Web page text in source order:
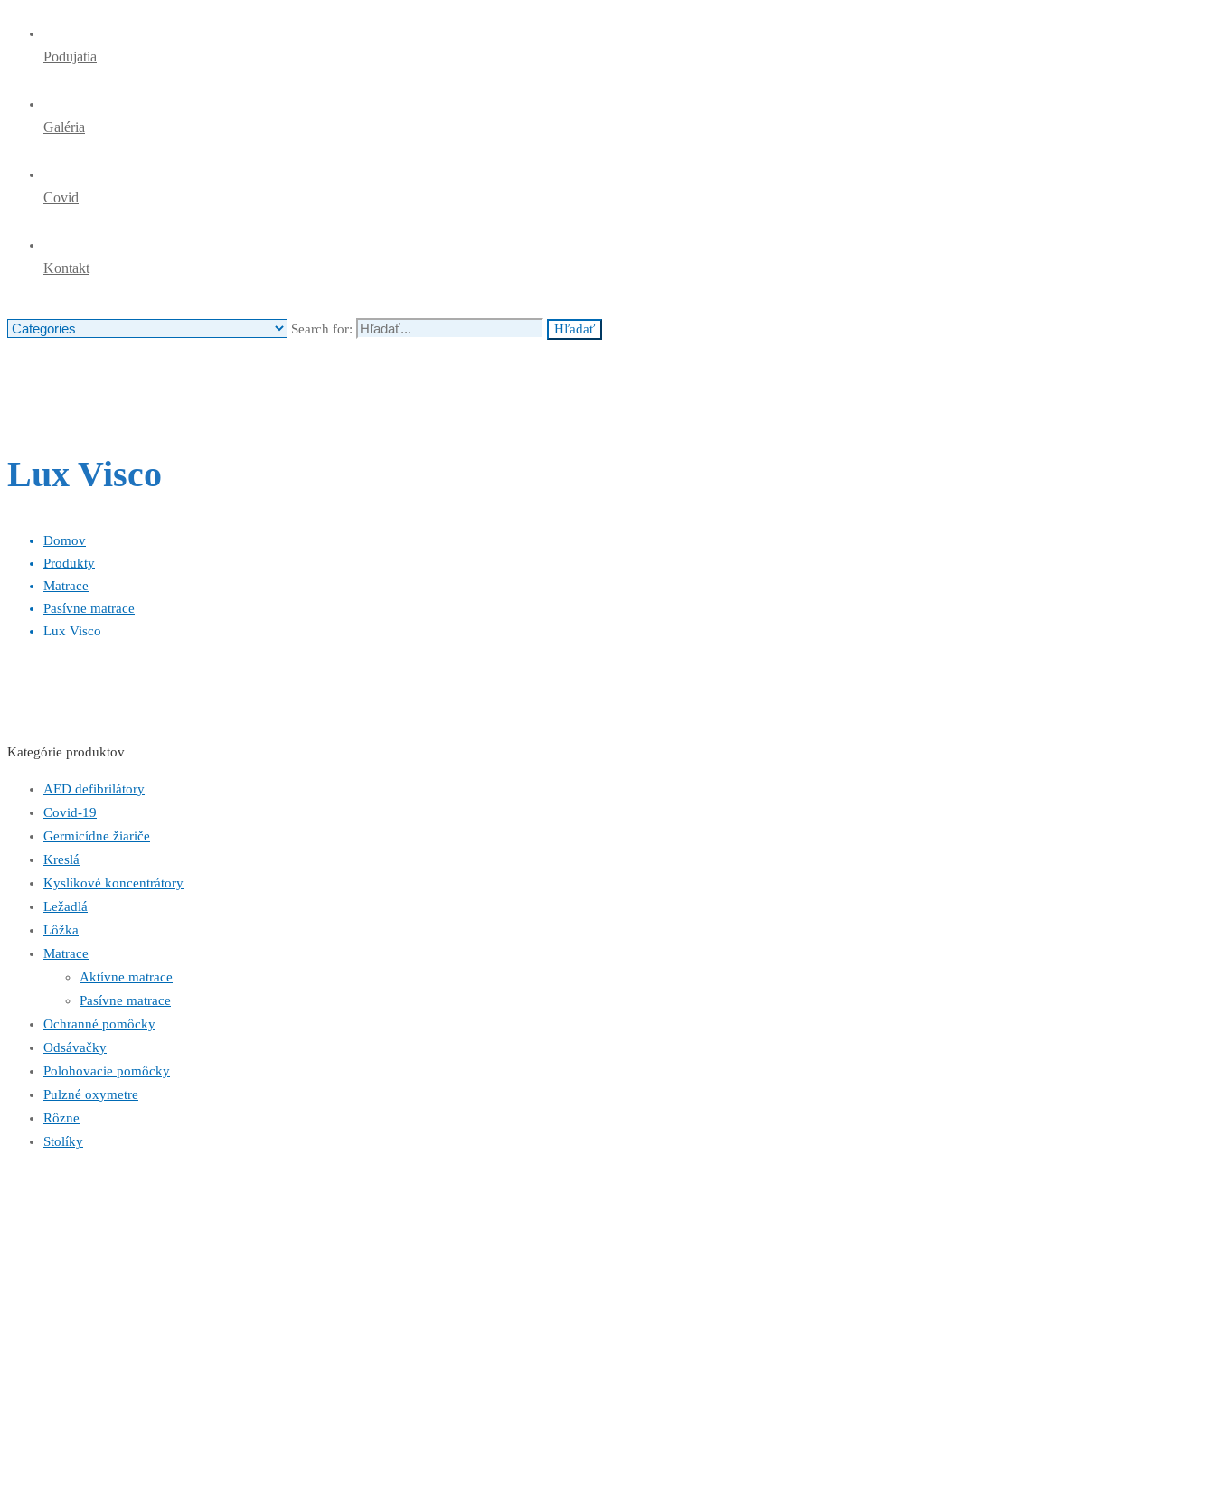
Podujatia
Galéria
Covid
Kontakt
Search for: Hľadať
Lux Visco
Domov
Produkty
Matrace
Pasívne matrace
Lux Visco
Kategórie produktov
AED defibrilátory
Covid-19
Germicídne žiariče
Kreslá
Kyslíkové koncentrátory
Ležadlá
Lôžka
Matrace
Aktívne matrace
Pasívne matrace
Ochranné pomôcky
Odsávačky
Polohovacie pomôcky
Pulzné oxymetre
Rôzne
Stolíky